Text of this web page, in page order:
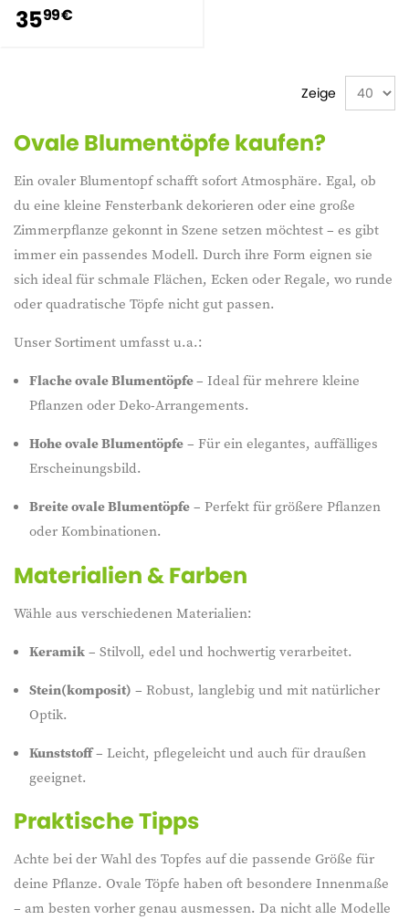
3599 €
Zeige
Ovale Blumentöpfe kaufen?
Ein ovaler Blumentopf schafft sofort Atmosphäre. Egal, ob
du eine kleine Fensterbank dekorieren oder eine große
Zimmerpflanze gekonnt in Szene setzen möchtest – es gibt
immer ein passendes Modell. Durch ihre Form eignen sie
sich ideal für schmale Flächen, Ecken oder Regale, wo runde
oder quadratische Töpfe nicht gut passen.
Unser Sortiment umfasst u.a.:
Flache ovale Blumentöpfe– Ideal für mehrere kleine
Pflanzen oder Deko-Arrangements.
Hohe ovale Blumentöpfe– Für ein elegantes, auffälliges
Erscheinungsbild.
Breite ovale Blumentöpfe– Perfekt für größere Pflanzen
oder Kombinationen.
Materialien & Farben
Wähle aus verschiedenen Materialien:
Keramik– Stilvoll, edel und hochwertig verarbeitet.
Stein(komposit) – Robust, langlebig und mit natürlicher
Optik.
Kunststoff– Leicht, pflegeleicht und auch für draußen
geeignet.
Praktische Tipps
Achte bei der Wahl des Topfes auf die passende Größe für
deine Pflanze. Ovale Töpfe haben oft besondere Innenmaße
– am besten vorher genau ausmessen. Da nicht alle Modelle